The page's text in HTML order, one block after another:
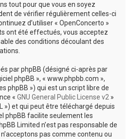
tout pour que vous en soyez
de vérifier régulièrement celles-ci
d’utiliser « OpenConcerto »
ont été effectués, vous acceptez
des conditions découlant des
par phpBB (désigné ci-après par
phpBB », « www.phpbb.com »,
phpBB ») qui est un script libre de
« GNU General Public License v2 »
») et qui peut être téléchargé depuis
phpBB facilite seulement les
Limited n’est pas responsable de
pas comme contenu ou